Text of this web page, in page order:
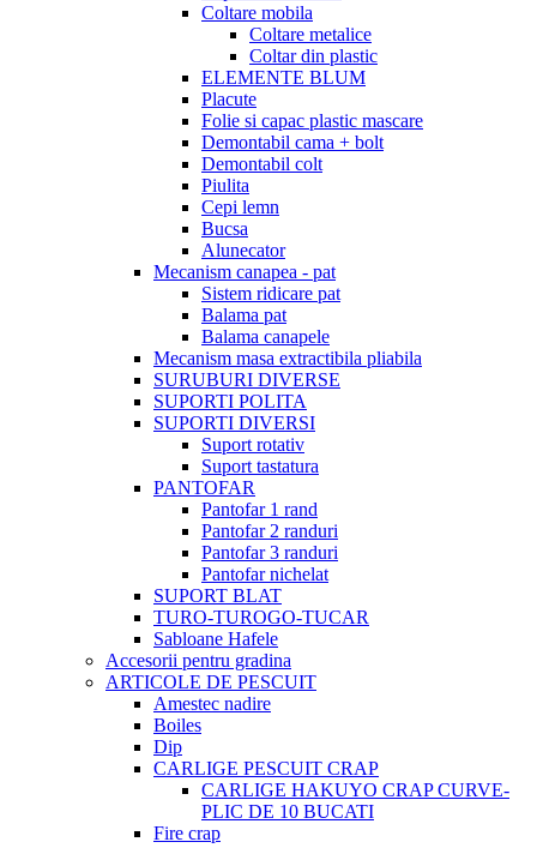
Coltare mobila
Coltare metalice
Coltar din plastic
ELEMENTE BLUM
Placute
Folie si capac plastic mascare
Demontabil cama + bolt
Demontabil colt
Piulita
Cepi lemn
Bucsa
Alunecator
Mecanism canapea - pat
Sistem ridicare pat
Balama pat
Balama canapele
Mecanism masa extractibila pliabila
SURUBURI DIVERSE
SUPORTI POLITA
SUPORTI DIVERSI
Suport rotativ
Suport tastatura
PANTOFAR
Pantofar 1 rand
Pantofar 2 randuri
Pantofar 3 randuri
Pantofar nichelat
SUPORT BLAT
TURO-TUROGO-TUCAR
Sabloane Hafele
Accesorii pentru gradina
ARTICOLE DE PESCUIT
Amestec nadire
Boiles
Dip
CARLIGE PESCUIT CRAP
CARLIGE HAKUYO CRAP CURVE-
PLIC DE 10 BUCATI
Fire crap